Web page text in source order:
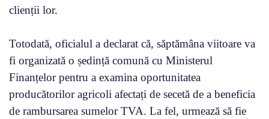
clienții lor.
Totodată, oficialul a declarat că, săptămâna viitoare va
fi organizată o ședință comună cu Ministerul
Finanțelor pentru a examina oportunitatea
producătorilor agricoli afectați de secetă de a beneficia
de rambursarea sumelor TVA. La fel, urmează să fie